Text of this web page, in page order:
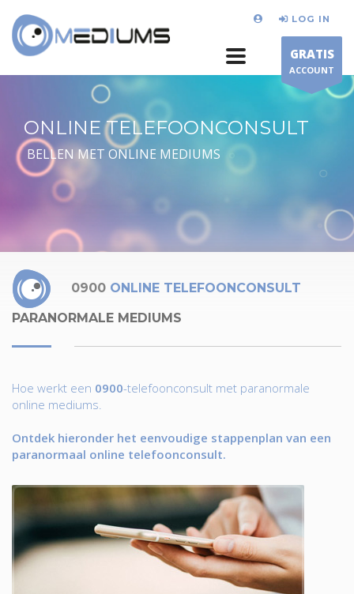
LOG IN
GRATIS
ACCOUNT
ONLINE TELEFOONCONSULT
BELLEN MET ONLINE MEDIUMS
0900 ONLINE TELEFOONCONSULT
PARANORMALE MEDIUMS
Hoe werkt een 0900-telefoonconsult met paranormale
online mediums.
Ontdek hieronder het eenvoudige stappenplan van een
paranormaal online telefoonconsult.